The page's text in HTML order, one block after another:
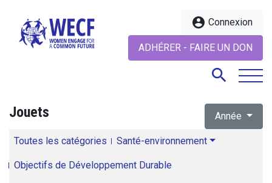
account_circle Connexion
ADHÉRER - FAIRE UN DON
search
Jouets Année
Toutes les catégories Santé-environnement
Objectifs de Développement Durable